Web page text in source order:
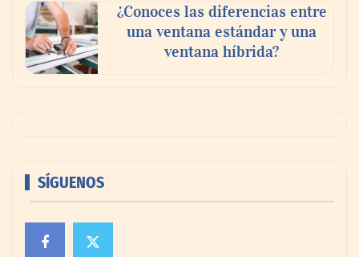
¿Conoces las diferencias entre
una ventana estándar y una
ventana híbrida?
SÍGUENOS